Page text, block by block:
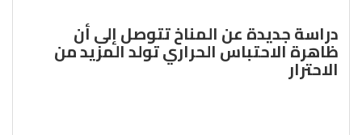
دراسة جديدة عن المناخ تتوصل إلى أن
ظاهرة الاحتباس الحراري تولد المزيد من
الاحترار